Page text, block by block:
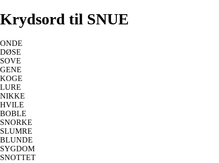
Krydsord til SNUE
ONDE
DØSE
SOVE
GENE
KOGE
LURE
NIKKE
HVILE
BOBLE
SNORKE
SLUMRE
BLUNDE
SYGDOM
SNOTTET